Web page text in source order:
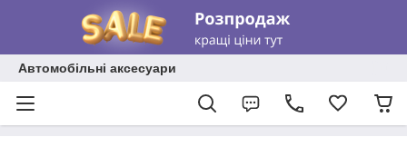
Автомобільні аксесуари